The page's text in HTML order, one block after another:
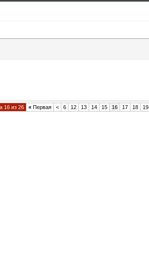
16 из 26 « Первая < 6 12 13 14 15 16 17 18 19